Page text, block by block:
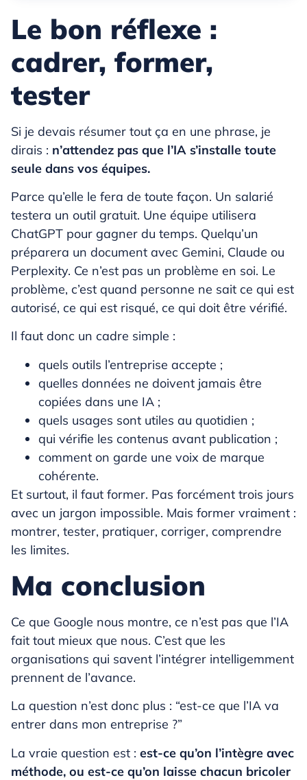
Le bon réflexe :
cadrer, former,
tester
Si je devais résumer tout ça en une phrase, je
dirais : n’attendez pas que l’IA s’installe toute
seule dans vos équipes.
Parce qu’elle le fera de toute façon. Un salarié
testera un outil gratuit. Une équipe utilisera
ChatGPT pour gagner du temps. Quelqu’un
préparera un document avec Gemini, Claude ou
Perplexity. Ce n’est pas un problème en soi. Le
problème, c’est quand personne ne sait ce qui est
autorisé, ce qui est risqué, ce qui doit être vérifié.
Il faut donc un cadre simple :
quels outils l’entreprise accepte ;
quelles données ne doivent jamais être
copiées dans une IA ;
quels usages sont utiles au quotidien ;
qui vérifie les contenus avant publication ;
comment on garde une voix de marque
cohérente.
Et surtout, il faut former. Pas forcément trois jours
avec un jargon impossible. Mais former vraiment :
montrer, tester, pratiquer, corriger, comprendre
les limites.
Ma conclusion
Ce que Google nous montre, ce n’est pas que l’IA
fait tout mieux que nous. C’est que les
organisations qui savent l’intégrer intelligemment
prennent de l’avance.
La question n’est donc plus : “est-ce que l’IA va
entrer dans mon entreprise ?”
La vraie question est : est-ce qu’on l’intègre avec
méthode, ou est-ce qu’on laisse chacun bricoler